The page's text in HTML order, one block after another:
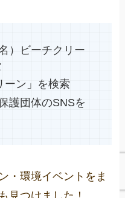
）ビーチクリー
ーン」を検索
護団体のSNSを
・環境イベントをま
見つけました！